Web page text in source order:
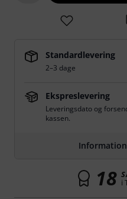
Standardlevering
2–3 dage
Ekspreslevering
Leveringsdato og
kassen.
18 i